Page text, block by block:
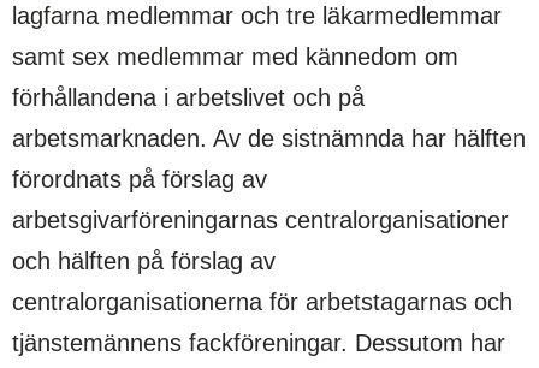
lagfarna medlemmar och tre läkarmedlemmar
samt sex medlemmar med kännedom om
förhållandena i arbetslivet och på
arbetsmarknaden. Av de sistnämnda har hälften
förordnats på förslag av
arbetsgivarföreningarnas centralorganisationer
och hälften på förslag av
centralorganisationerna för arbetstagarnas och
tjänstemännens fackföreningar. Dessutom har